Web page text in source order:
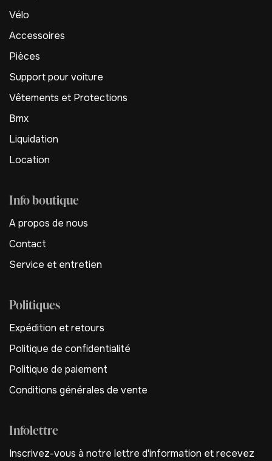
Vélo
Accessoires
Pièces
Support pour voiture
Vêtements et Protections
Bmx
Liquidation
Location
Info boutique
A propos de nous
Contact
Service et entretien
Politiques
Expédition et retours
Politique de confidentialité
Politique de paiement
Conditions générales de vente
Infolettre
Inscrivez-vous à notre lettre d'information et recevez